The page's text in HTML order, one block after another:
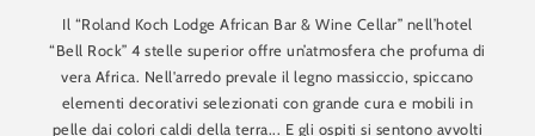
Il “Roland Koch Lodge African Bar & Wine Cellar” nell’hotel
“Bell Rock” 4 stelle superior offre un’atmosfera che profuma di
vera Africa. Nell'arredo prevale il legno massiccio, spiccano
elementi decorativi selezionati con grande cura e mobili in
pelle dai colori caldi della terra... E gli ospiti si sentono avvolti